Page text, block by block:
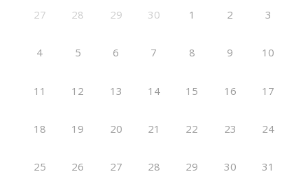
27 28 29 30 1 2 3
4 5 6 7 8 9 10
11 12 13 14 15 16 17
18 19 20 21 22 23 24
25 26 27 28 29 30 31